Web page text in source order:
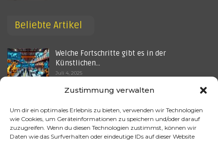
Zustimmung verwalten
Um dir ein optimales Erlebnis zu bieten, verwenden wir Technologien
wie Cookies, um Geräteinformationen zu speichern und/oder darauf
zuzugreifen. Wenn du diesen Technologien zustimmst, können wir
Daten wie das Surfverhalten oder eindeutige IDs auf dieser Website
Beliebte Artikel
Welche Fortschritte gibt es in der
Künstlichen…
Juli 4, 2025
Welche Möglichkeiten bietet künstliche
When Creativity Becomes a Cost Issue – AI as a